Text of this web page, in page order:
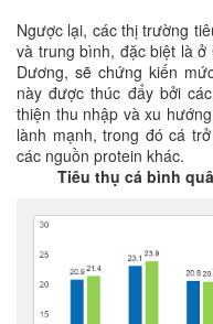
Ngược lại, các thị trường
và trung bình, đặc biệt là
Dương, sẽ chứng kiến
này được thúc đẩy bởi
thiện thu nhập và xu
lành mạnh, trong đó cá
các nguồn protein khác.
Tiêu thụ cá bình